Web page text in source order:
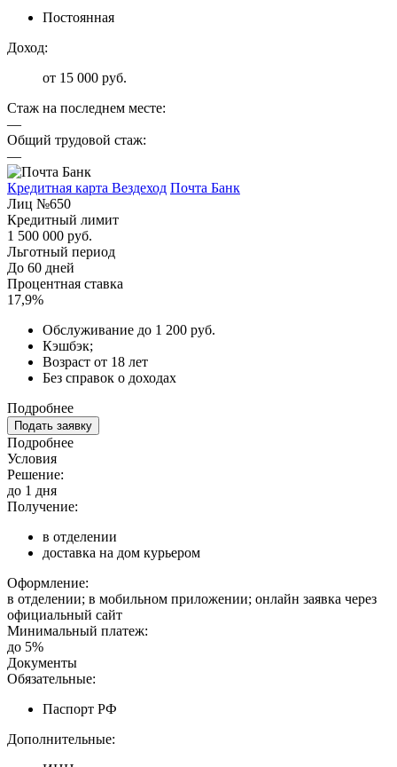
Постоянная
Доход:
от 15 000 руб.
Стаж на последнем месте:
—
Общий трудовой стаж:
—
Кредитная карта Вездеход Почта Банк
Лиц №650
Кредитный лимит
1 500 000 руб.
Льготный период
До 60 дней
Процентная ставка
17,9%
Обслуживание до 1 200 руб.
Кэшбэк;
Возраст от 18 лет
Без справок о доходах
Подробнее
Подать заявку
Подробнее
Условия
Решение:
до 1 дня
Получение:
в отделении
доставка на дом курьером
Оформление:
в отделении; в мобильном приложении; онлайн заявка через
официальный сайт
Минимальный платеж:
до 5%
Документы
Обязательные:
Паспорт РФ
Дополнительные: